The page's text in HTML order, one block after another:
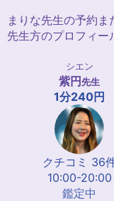
まりな先生の予約
先生方のプロフィー
シエン
紫円先生
1分240円
クチコミ 36
10:00-20:00
鑑定中